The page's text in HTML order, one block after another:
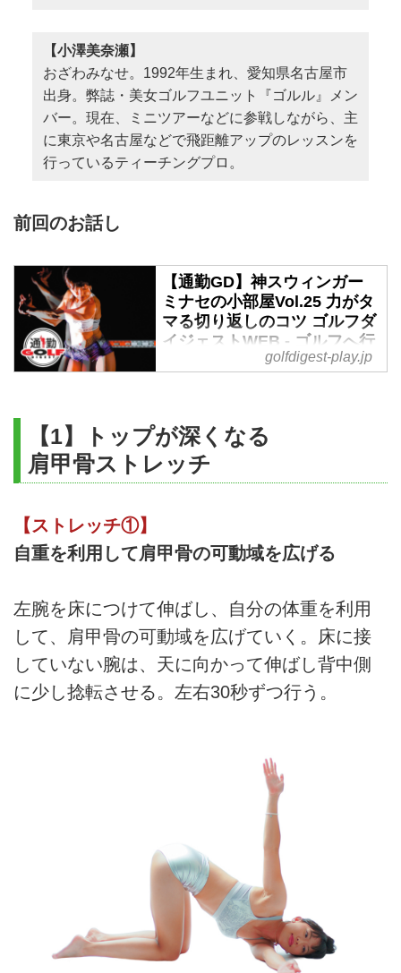
【小澤美奈瀬】
おざわみなせ。1992年生まれ、愛知県名古屋市
出身。弊誌・美女ゴルフユニット『ゴルル』メン
バー。現在、ミニツアーなどに参戦しながら、主
に東京や名古屋などで飛距離アップのレッスンを
行っているティーチングプロ。
前回のお話し
【通勤GD】神スウィンガー
ミナセの小部屋Vol.25 力がタ
マる切り返しのコツ ゴルフダ
イジェストWEB - ゴルフへ行
こうWEB by ゴルフダイジェ
た『ゴルル』メンバーの小澤美奈
瀬。彼女が飛ぶようになった秘訣
をお伝えする本連載。今週の通勤
golfdigest-play.jp
【1】トップが深くなる
肩甲骨ストレッチ
【ストレッチ①】
自重を利用して肩甲骨の可動域を広げる
左腕を床につけて伸ばし、自分の体重を利用
して、肩甲骨の可動域を広げていく。床に接
していない腕は、天に向かって伸ばし背中側
に少し捻転させる。左右30秒ずつ行う。